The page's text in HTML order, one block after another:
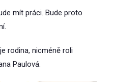
mít práci. Bude proto
rodina, nicméně roli
Paulová.